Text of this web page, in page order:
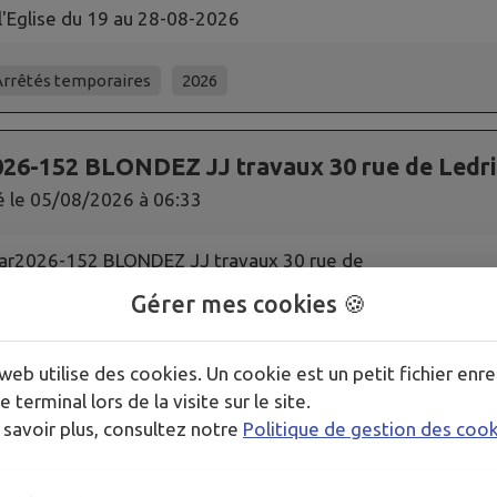
l'Eglise du 19 au 28-08-2026
temporaires 2026
152 BLONDEZ JJ travaux 30 rue de
le 05/08/2026 à 06:33
ar2026-152 BLONDEZ JJ travaux 30 rue de
SARL les Gaziers des
Gérer mes cookies 🍪
utilise des cookies. Un cookie est un petit fichier
terminal lors de la visite sur le site.
savoir plus, consultez notre Politique de gestion des